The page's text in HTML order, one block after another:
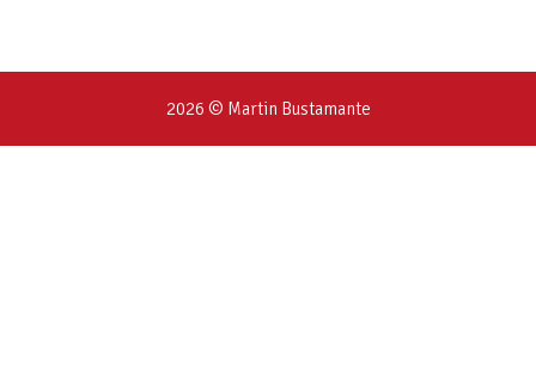
2026 © Martin Bustamante